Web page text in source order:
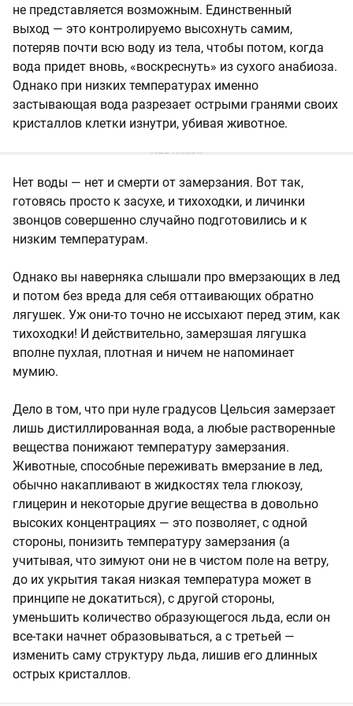
не представляется возможным. Единственный
выход — это контролируемо высохнуть самим,
потеряв почти всю воду из тела, чтобы потом, когда
вода придет вновь, «воскреснуть» из сухого анабиоза.
Однако при низких температурах именно
застывающая вода разрезает острыми гранями своих
кристаллов клетки изнутри, убивая животное.
Нет воды — нет и смерти от замерзания. Вот так,
готовясь просто к засухе, и тихоходки, и личинки
звонцов совершенно случайно подготовились и к
низким температурам.
Однако вы наверняка слышали про вмерзающих в лед
и потом без вреда для себя оттаивающих обратно
лягушек. Уж они-то точно не иссыхают перед этим, как
тихоходки! И действительно, замерзшая лягушка
вполне пухлая, плотная и ничем не напоминает
мумию.
Дело в том, что при нуле градусов Цельсия замерзает
лишь дистиллированная вода, а любые растворенные
вещества понижают температуру замерзания.
Животные, способные переживать вмерзание в лед,
обычно накапливают в жидкостях тела глюкозу,
глицерин и некоторые другие вещества в довольно
высоких концентрациях — это позволяет, с одной
стороны, понизить температуру замерзания (а
учитывая, что зимуют они не в чистом поле на ветру,
до их укрытия такая низкая температура может в
принципе не докатиться), с другой стороны,
уменьшить количество образующегося льда, если он
все-таки начнет образовываться, а с третьей —
изменить саму структуру льда, лишив его длинных
острых кристаллов.